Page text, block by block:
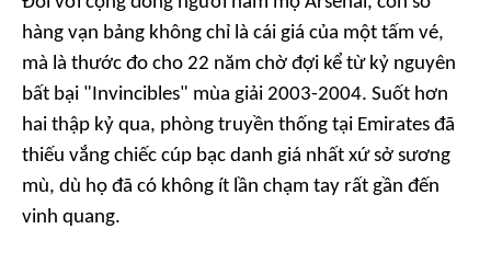
hàng vạn bảng không chỉ là cái giá của một tấm vé,
mà là thước đo cho 22 năm chờ đợi kể từ kỷ nguyên
bất bại "Invincibles" mùa giải 2003-2004. Suốt hơn
hai thập kỷ qua, phòng truyền thống tại Emirates đã
thiếu vắng chiếc cúp bạc danh giá nhất xứ sở sương
mù, dù họ đã có không ít lần chạm tay rất gần đến
vinh quang.